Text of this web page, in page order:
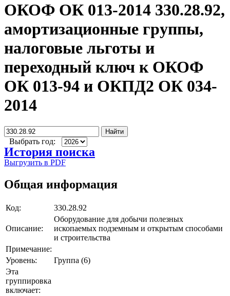
ОКОФ ОК 013-2014 330.28.92,
амортизационные группы,
налоговые льготы и
переходный ключ к ОКОФ
ОК 013-94 и ОКПД2 ОК 034-
2014
Найти
Выбрать год:
История поиска
Выгрузить в PDF
Общая информация
Код: 330.28.92
Описание:
Оборудование для добычи полезных
ископаемых подземным и открытым способами
и строительства
Примечание:
Уровень:
Группа (6)
Эта
группировка
включает: